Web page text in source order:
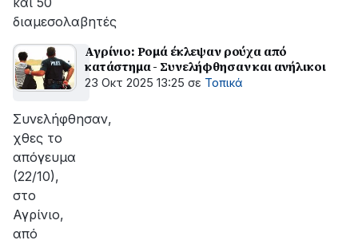
διαμεσολαβητές
Αγρίνιο: Ρομά έκλεψαν ρούχα από
κατάστημα - Συνελήφθησαν και ανήλικοι
23 Οκτ 2025 13:25 σε Τοπικά
Συνελήφθησαν,
χθες το
απόγευμα
(22/10),
στο
Αγρίνιο,
από